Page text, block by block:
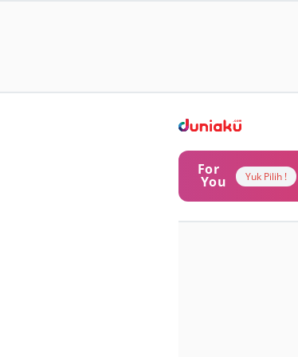
For
You Yuk Pilih !